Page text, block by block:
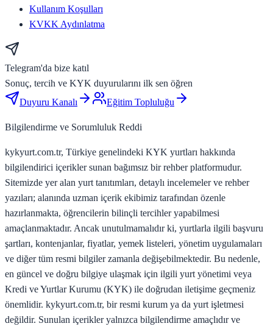
Kullanım Koşulları
KVKK Aydınlatma
Telegram'da bize katıl
Sonuç, tercih ve KYK duyurularını ilk sen öğren
Duyuru Kanalı
Eğitim Topluluğu
Bilgilendirme ve Sorumluluk Reddi
kykyurt.com.tr, Türkiye genelindeki KYK yurtları hakkında
bilgilendirici içerikler sunan bağımsız bir rehber platformudur.
Sitemizde yer alan yurt tanıtımları, detaylı incelemeler ve rehber
yazıları; alanında uzman içerik ekibimiz tarafından özenle
hazırlanmakta, öğrencilerin bilinçli tercihler yapabilmesi
amaçlanmaktadır. Ancak unutulmamalıdır ki, yurtlarla ilgili başvuru
şartları, kontenjanlar, fiyatlar, yemek listeleri, yönetim uygulamaları
ve diğer tüm resmi bilgiler zamanla değişebilmektedir. Bu nedenle,
en güncel ve doğru bilgiye ulaşmak için ilgili yurt yönetimi veya
Kredi ve Yurtlar Kurumu (KYK) ile doğrudan iletişime geçmeniz
önemlidir. kykyurt.com.tr, bir resmi kurum ya da yurt işletmesi
değildir. Sunulan içerikler yalnızca bilgilendirme amaçlıdır ve